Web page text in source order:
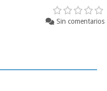
Sin comentarios